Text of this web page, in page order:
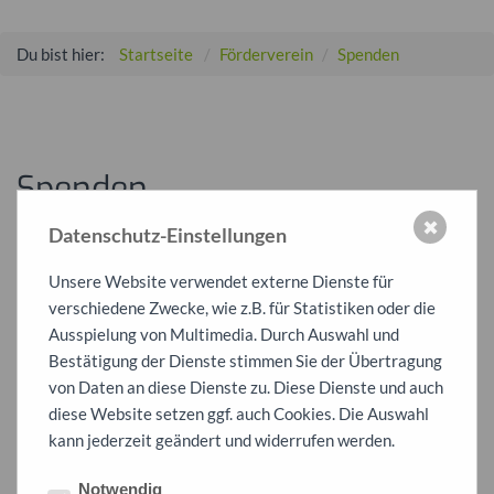
Du bist hier: Startseite Förderverein Spenden
Spenden
Der Förderverein der Schule am Stromberg freut sich sehr über
Zuwendungen bzw. Spenden.
Bitte nutzen Sie hierfür folgende Bankverbindung:
FÖRDERVEREIN DER SCHULE AM, STROMBERG E.V.
Sparkasse Pforzheim Calw
IBAN: DE18 6665 0085 0001 9859 49
Datenschutz-Einstellungen
Unsere Website verwendet externe Dienste für
verschiedene Zwecke, wie z.B. für Statistiken oder die
Ausspielung von Multimedia. Durch Auswahl und
Bestätigung der Dienste stimmen Sie der Übertragung
von Daten an diese Dienste zu. Diese Dienste und auch
diese Website setzen ggf. auch Cookies. Die Auswahl
kann jederzeit geändert und widerrufen werden.
Notwendig
✖